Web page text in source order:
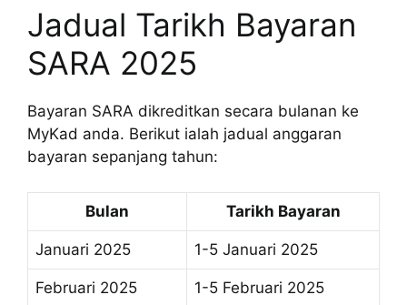
Jadual Tarikh Bayaran
SARA 2025
Bayaran SARA dikreditkan secara bulanan ke
MyKad anda. Berikut ialah jadual anggaran
bayaran sepanjang tahun:
Bulan Tarikh Bayaran
Januari 2025 1-5 Januari 2025
Februari 2025 1-5 Februari 2025